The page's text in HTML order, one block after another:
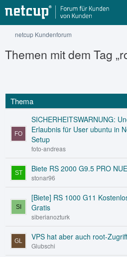
netcup Kundenforum
Themen mit dem Tag
Thema
SICHERHEITSWARNUNG:
Erlaubnis für User ubuntu in
Setup
foto-andreas
Biete RS 2000 G9.5 PRO
stonar96
[Biete] RS 1000 G11
Gratis
siberianozturk
VPS hat aber auch root-
Glubschi